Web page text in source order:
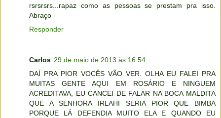
rsrsrsrs...rapaz como as pessoas se prestam pra isso.
Abraço
Responder
Carlos 29 de maio de 2013 às 16:54
DAÍ PRA PIOR VOCÊS VÃO VER. OLHA EU FALEI PRA
MUITAS GENTE AQUI EM ROSÁRIO E NINGUEM
ACREDITAVA, EU CANCEI DE FALAR NA BOCA MALDITA
QUE A SENHORA IRLAHI SERIA PIOR QUE BIMBA
PORQUE LÁ DEFENDIA MUITO ELA E QUANDO EU